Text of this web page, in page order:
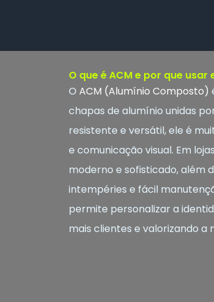
O que é ACM e por que usar
O ACM (Alumínio Composto)
chapas de alumínio unidas
resistente e versátil, ele é
e comunicação visual. Em
moderno e sofisticado, além
intempéries e fácil
permite personalizar a
mais clientes e valorizando a